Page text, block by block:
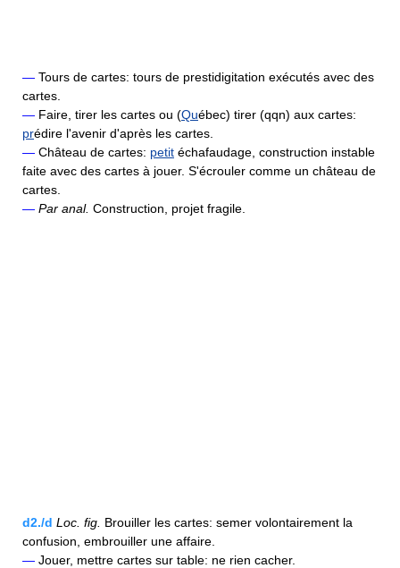
— Tours de cartes: tours de prestidigitation exécutés avec des
cartes.
— Faire, tirer les cartes ou (Québec) tirer (qqn) aux cartes:
prédire l'avenir d'après les cartes.
— Château de cartes: petit échafaudage, construction instable
faite avec des cartes à jouer. S'écrouler comme un château de
cartes.
— Par anal. Construction, projet fragile.
d2./d Loc. fig. Brouiller les cartes: semer volontairement la
confusion, embrouiller une affaire.
— Jouer, mettre cartes sur table: ne rien cacher.